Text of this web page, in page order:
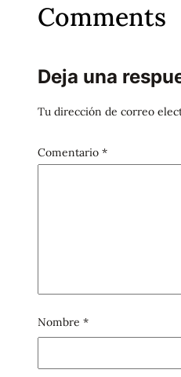
Comments
Deja una
Tu dirección de correo
Comentario *
Nombre *